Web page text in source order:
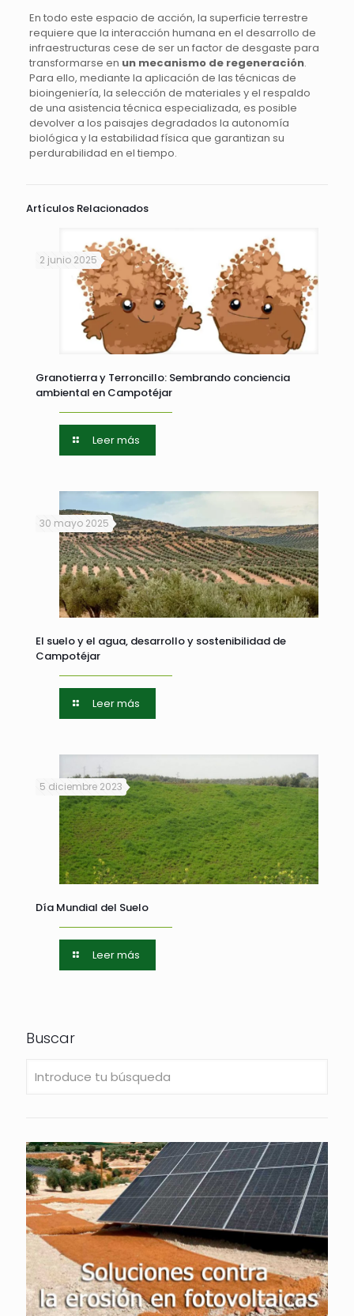
En todo este espacio de acción, la superficie terrestre
requiere que la interacción humana en el desarrollo de
infraestructuras cese de ser un factor de desgaste para
transformarse en un mecanismo de regeneración.
Para ello, mediante la aplicación de las técnicas de
bioingeniería, la selección de materiales y el respaldo
de una asistencia técnica especializada, es posible
devolver a los paisajes degradados la autonomía
biológica y la estabilidad física que garantizan su
perdurabilidad en el tiempo.
Artículos Relacionados
2 junio 2025
Granotierra y Terroncillo: Sembrando conciencia
ambiental en Campotéjar
Leer más
30 mayo 2025
El suelo y el agua, desarrollo y sostenibilidad de
Campotéjar
Leer más
5 diciembre 2023
Día Mundial del Suelo
Leer más
Buscar